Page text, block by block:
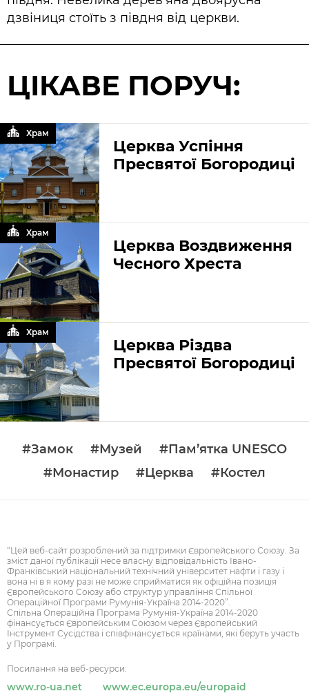
дзвіниця стоїть з півдня від церкви.
ЦІКАВЕ ПОРУЧ:
Церква Успіння
Пресвятої Богородиці
Храм
Церква Воздвиження
Чесного Хреста
Храм
Церква Різдва
Пресвятої Богородиці
Храм
#Замок #Музей
#Пам’ятка UNESCO
#Монастир
#Церква #Костел
“Цей веб-сайт розроблений за підтримки Європейського Союзу. За
зміст даної публікації несе власну відповідальність Івано-
Франківський національний технічний університет нафти і газу і
вона ні в я кому разі не може сприйматися як офіційна позиція
Європейського Союзу або структур управління Спільної
Операційної Програми Румунія-Україна 2014-2020”.
Спільна Операційна Програма Румунія-Україна 2014-2020
фінансується Європейським Союзом через Європейський
Інструмент Сусідства і співфінансується країнами, які беруть участь
у Програмі.
Посилання на веб-ресурси:
www.ro-ua.net www.ec.europa.eu/europaid